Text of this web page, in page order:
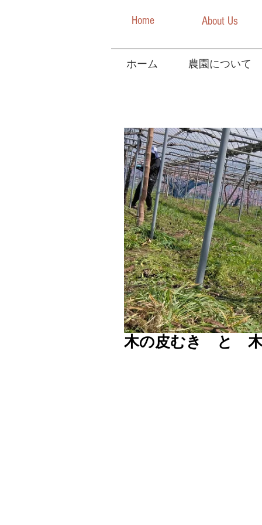
Home About Us
ホーム 農園について
木の皮むき と 木